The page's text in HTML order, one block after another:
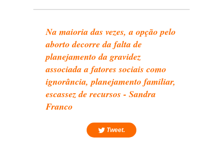
Na maioria das vezes, a opção pelo
aborto decorre da falta de
planejamento da gravidez
associada a fatores sociais como
ignorância, planejamento familiar,
escassez de recursos - Sandra
Franco
Tweet.